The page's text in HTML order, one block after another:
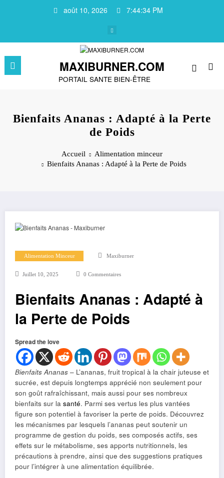
août 10, 2026 7:44:35 PM
MAXIBURNER.COM
PORTAIL SANTE BIEN-ÊTRE
Bienfaits Ananas : Adapté à la Perte
de Poids
Accueil
Alimentation minceur
Bienfaits Ananas : Adapté à la Perte de Poids
Alimentation Minceur Maxiburner
Juillet 10, 2025 0 Commentaires
Bienfaits Ananas : Adapté à
la Perte de Poids
Spread the love
Bienfaits Ananas – L’ananas, fruit tropical à la chair juteuse et
sucrée, est depuis longtemps apprécié non seulement pour
son goût rafraîchissant, mais aussi pour ses nombreux
bienfaits sur la santé. Parmi ses vertus les plus vantées
figure son potentiel à favoriser la perte de poids. Découvrez
les mécanismes par lesquels l’ananas peut soutenir un
programme de gestion du poids, ses composés actifs, ses
effets sur le métabolisme, ses apports nutritionnels, les
précautions à prendre, ainsi que des suggestions pratiques
pour l’intégrer à une alimentation équilibrée.